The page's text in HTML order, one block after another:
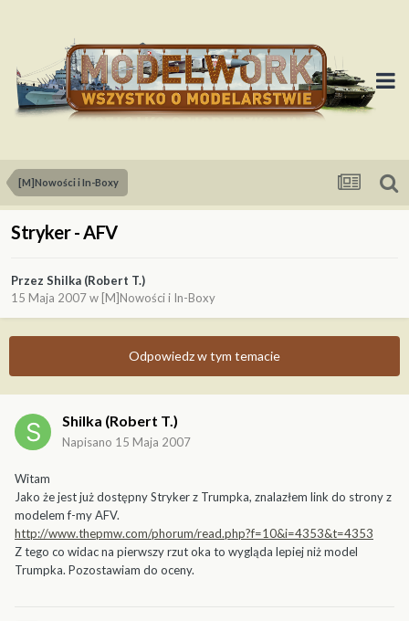
[M]Nowości i In-Boxy
Stryker - AFV
Przez Shilka (Robert T.)
15 Maja 2007w [M]Nowości i In-Boxy
Odpowiedz w tym temacie
Shilka (Robert T.)
Napisano 15 Maja 2007
Witam
Jako że jest już dostępny Stryker z Trumpka, znalazłem link do strony z
modelem f-my AFV.
http://www.thepmw.com/phorum/read.php?f=10&i=4353&t=4353
Z tego co widac na pierwszy rzut oka to wygląda lepiej niż model
Trumpka. Pozostawiam do oceny.